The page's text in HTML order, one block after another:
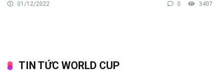
01/12/2022 0 3407
TIN TỨC WORLD CUP